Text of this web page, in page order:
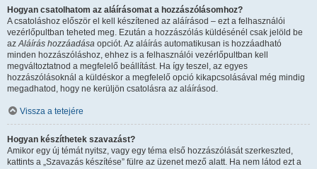
Hogyan csatolhatom az aláírásomat a hozzászólásomhoz?
A csatoláshoz először el kell készítened az aláírásod – ezt a felhasználói
vezérlőpultban teheted meg. Ezután a hozzászólás küldésénél csak jelöld be
azAláírás hozzáadása opciót. Az aláírás automatikusan is hozzáadható
minden hozzászóláshoz, ehhez is a felhasználói vezérlőpultban kell
megváltoztatnod a megfelelő beállítást. Ha így teszel, az egyes
hozzászólásoknál a küldéskor a megfelelő opció kikapcsolásával még mindig
megadhatod, hogy ne kerüljön csatolásra az aláírásod.
Vissza a tetejére
Hogyan készíthetek szavazást?
Amikor egy új témát nyitsz, vagy egy téma első hozzászólását szerkeszted,
kattints a „Szavazás készítése” fülre az üzenet mező alatt. Ha nem látod ezt a